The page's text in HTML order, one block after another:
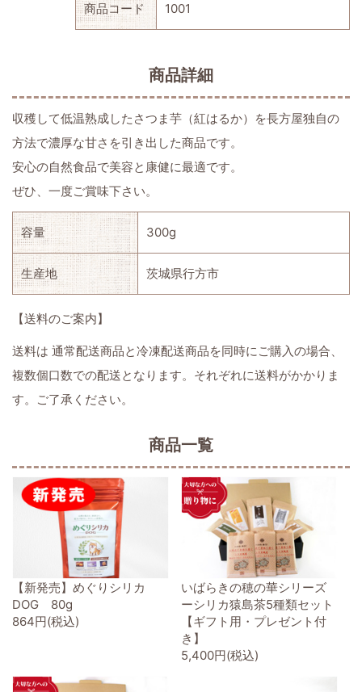
商品コード 1001
商品詳細
収穫して低温熟成したさつま芋（紅はるか）を長方屋独自の
方法で濃厚な甘さを引き出した商品です。
安心の自然食品で美容と康健に最適です。
ぜひ、一度ご賞味下さい。
容量 300g
生産地 茨城県行方市
【送料のご案内】
送料は 通常配送商品と冷凍配送商品を同時にご購入の場合、
複数個口数での配送となります。それぞれに送料がかかりま
す。ご了承ください。
商品一覧
【新発売】めぐりシリカ
DOG 80g
864円(税込)
いばらきの穂の華シリーズ
ーシリカ猿島茶5種類セット
【ギフト用・プレゼント付
き】
5,400円(税込)